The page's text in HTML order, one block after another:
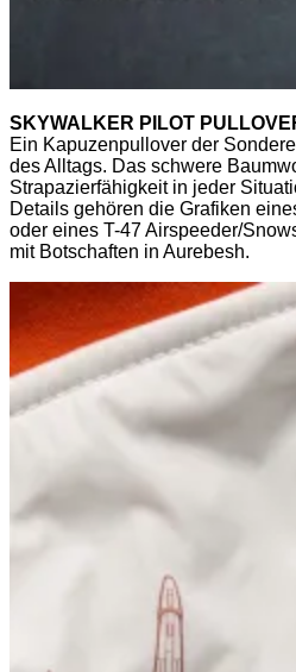
SKYWALKER PILOT
Ein Kapuzenpullover der
des Alltags. Das schwere
Strapazierfähigkeit in jeder
Details gehören die Grafiken
oder eines T-47 Airspeeder/
mit Botschaften in Aurebesh.